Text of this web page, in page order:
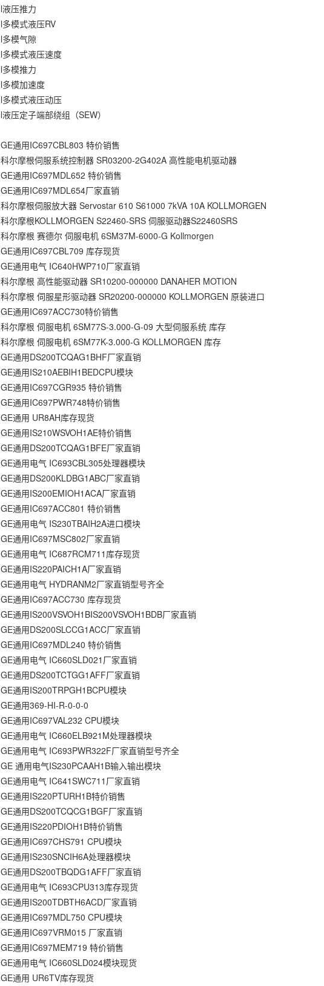
l液压推力
l多模式液压RV
l多模气隙
l多模式液压速度
l多模推力
l多模加速度
l多模式液压动压
l液压定子端部绕组（SEW）
GE通用IC697CBL803 特价销售
科尔摩根伺服系统控制器 SR03200-2G402A 高性能电机驱动器
GE通用IC697MDL652 特价销售
GE通用IC697MDL654厂家直销
科尔摩根伺服放大器 Servostar 610 S61000 7kVA 10A KOLLMORGEN
科尔摩根KOLLMORGEN S22460-SRS 伺服驱动器S22460SRS
科尔摩根 赛德尔 伺服电机 6SM37M-6000-G Kollmorgen
GE通用IC697CBL709 库存现货
GE通用电气 IC640HWP710厂家直销
科尔摩根 高性能驱动器 SR10200-000000 DANAHER MOTION
科尔摩根 伺服星形驱动器 SR20200-000000 KOLLMORGEN 原装进口
GE通用IC697ACC730特价销售
科尔摩根 伺服电机 6SM77S-3.000-G-09 大型伺服系统 库存
科尔摩根 伺服电机 6SM77K-3.000-G KOLLMORGEN 库存
GE通用DS200TCQAG1BHF厂家直销
GE通用IS210AEBIH1BEDCPU模块
GE通用IC697CGR935 特价销售
GE通用IC697PWR748特价销售
GE通用 UR8AH库存现货
GE通用IS210WSVOH1AE特价销售
GE通用DS200TCQAG1BFE厂家直销
GE通用电气 IC693CBL305处理器模块
GE通用DS200KLDBG1ABC厂家直销
GE通用IS200EMIOH1ACA厂家直销
GE通用IC697ACC801 特价销售
GE通用电气 IS230TBAIH2A进口模块
GE通用IC697MSC802厂家直销
GE通用电气 IC687RCM711库存现货
GE通用IS220PAICH1A厂家直销
GE通用电气 HYDRANM2厂家直销型号齐全
GE通用IC697ACC730 库存现货
GE通用IS200VSVOH1BIS200VSVOH1BDB厂家直销
GE通用DS200SLCCG1ACC厂家直销
GE通用IC697MDL240 特价销售
GE通用电气 IC660SLD021厂家直销
GE通用DS200TCTGG1AFF厂家直销
GE通用IS200TRPGH1BCPU模块
GE通用369-HI-R-0-0-0
GE通用IC697VAL232 CPU模块
GE通用电气 IC660ELB921M处理器模块
GE通用电气 IC693PWR322F厂家直销型号齐全
GE 通用电气IS230PCAAH1B输入输出模块
GE通用电气 IC641SWC711厂家直销
GE通用IS220PTURH1B特价销售
GE通用DS200TCQCG1BGF厂家直销
GE通用IS220PDIOH1B特价销售
GE通用IC697CHS791 CPU模块
GE通用IS230SNCIH6A处理器模块
GE通用DS200TBQDG1AFF厂家直销
GE通用电气 IC693CPU313库存现货
GE通用IS200TDBTH6ACD厂家直销
GE通用IC697MDL750 CPU模块
GE通用IC697VRM015 厂家直销
GE通用IC697MEM719 特价销售
GE通用电气 IC660SLD024模块现货
GE通用 UR6TV库存现货